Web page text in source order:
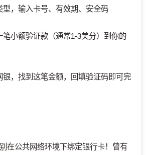
型，输入卡号、有效期、安全码
笔小额验证款（通常1-3美分）到你的
银，找到这笔金额，回填验证码即可完
在公共网络环境下绑定银行卡！曾有